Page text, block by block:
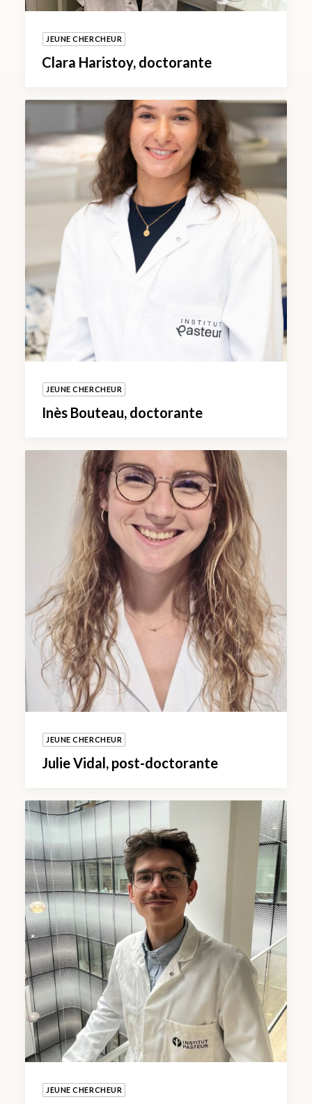
JEUNE CHERCHEUR
Clara Haristoy, doctorante
JEUNE CHERCHEUR
Inès Bouteau, doctorante
JEUNE CHERCHEUR
Julie Vidal, post-doctorante
JEUNE CHERCHEUR